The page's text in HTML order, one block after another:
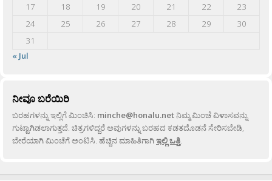
17
18 19 20 21 22
23
24
25 26 27 28 29
30
31
« Jul
ನೀವೂ ಬರೆಯಿರಿ
ಬರಹಗಳನ್ನು ಇಲ್ಲಿಗೆ ಮಿಂಚಿಸಿ: minche@honalu.netನಿಮ್ಮ ಮಿಂಚೆ ವಿಳಾಸವನ್ನು
ಗುಟ್ಟಾಗಿಡಲಾಗುತ್ತದೆ. ಚಿತ್ರಗಳಿದ್ದರೆ ಅವುಗಳನ್ನು ಬರಹದ ಕಡತದೊಡನೆ ಸೇರಿಸಬೇಡಿ,
ಬೇರೆಯಾಗಿ ಮಿಂಚೆಗೆ ಅಂಟಿಸಿ. ಹೆಚ್ಚಿನ ಮಾಹಿತಿಗಾಗಿಇಲ್ಲಿ ಒತ್ತಿ.